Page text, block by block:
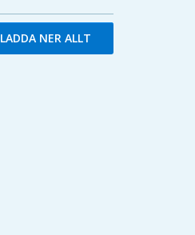
LADDA NER ALLT